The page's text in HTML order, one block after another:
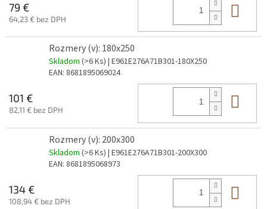
79 €
64,23 € bez DPH
Rozmery (v): 180x250
Skladom (>6 Ks) | E961E276A71B301-180X250
EAN: 8681895069024
101 €
82,11 € bez DPH
Rozmery (v): 200x300
Skladom (>6 Ks) | E961E276A71B301-200X300
EAN: 8681895068973
134 €
108,94 € bez DPH